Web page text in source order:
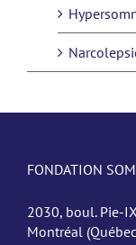
FONDATION
2030, boul. Pie-
Montréal